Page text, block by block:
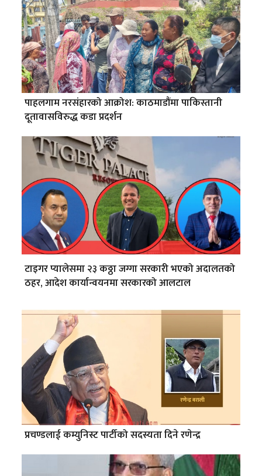
पाहलगाम नरसंहारको आक्रोश: काठमाडौंमा पाकिस्तानी
दूतावासविरुद्ध कडा प्रदर्शन
टाइगर प्यालेसमा २३ कठ्ठा जग्गा सरकारी भएको अदालतको
ठहर, आदेश कार्यान्वयनमा सरकारको आलटाल
प्रचण्डलाई कम्युनिस्ट पार्टीको सदस्यता दिने रणेन्द्र